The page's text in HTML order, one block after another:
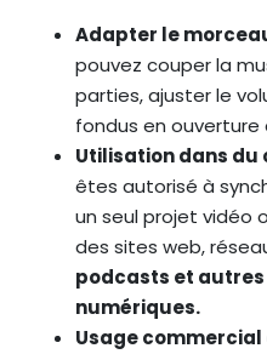
Adapter le
pouvez couper la
parties, ajuster le
fondus en
Utilisation dans du
êtes autorisé à
un seul projet vidéo
des sites web,
podcasts et
numériques.
Usage